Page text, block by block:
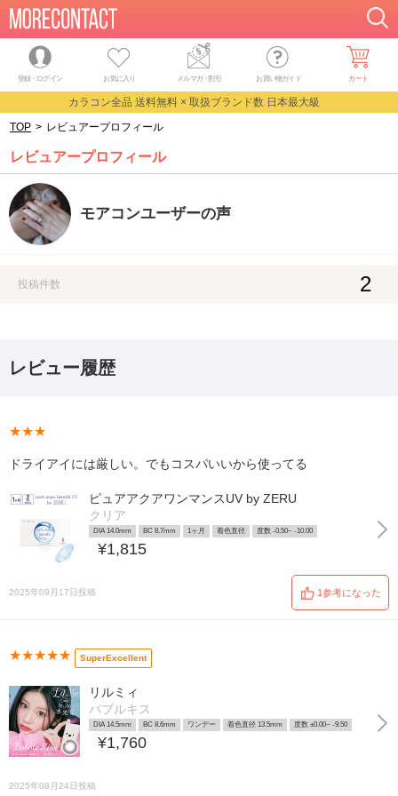
登録・ログイン お気に入り メルマガ・割引 お買い物ガイド カート
カラコン全品 送料無料 × 取扱ブランド数 日本最大級
TOP > レビュアープロフィール
レビュアープロフィール
モアコンユーザーの声
投稿件数 2
レビュー履歴
★★★
ドライアイには厳しい。でもコスパいいから使ってる
ピュアアクアワンマンスUV by ZERU
クリア
DIA 14.0mm BC 8.7mm 1ヶ月 着色直径 度数 -0.50~ -10.00
¥1,815
2025年09月17日投稿 1参考になった
★★★★★ SuperExcellent
リルミィ
バブルキス
DIA 14.5mm BC 8.6mm ワンデー 着色直径 13.5mm 度数 ±0.00~ -9.50
¥1,760
2025年08月24日投稿